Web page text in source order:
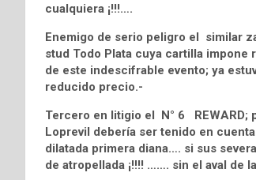
cualquiera ¡!!!….
Enemigo de serio peligro el similar
stud Todo Plata cuya cartilla
de este indescifrable evento; ya
reducido precio.-
Tercero en litigio el N° 6 REWARD;
Loprevil debería ser tenido en
dilatada primera diana…. si sus
de atropellada ¡!!!! ……. sin el aval de